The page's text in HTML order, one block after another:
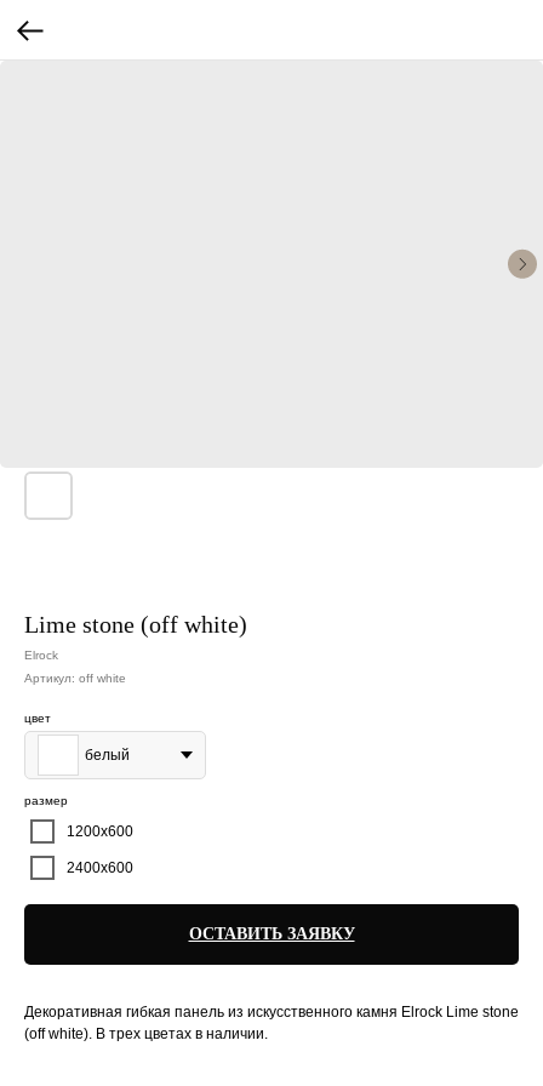
Lime stone (off white)
Elrock
Артикул: off white
цвет
белый
размер
1200х600
2400х600
ОСТАВИТЬ ЗАЯВКУ
Декоративная гибкая панель из искусственного камня Elrock Lime stone
(off white). В трех цветах в наличии.